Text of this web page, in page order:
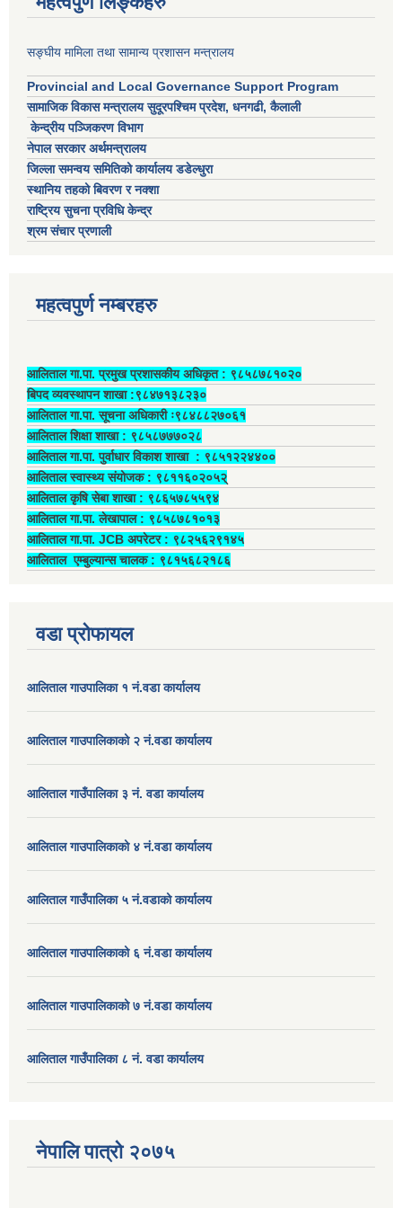
सङ्घीय मामिला तथा सामान्य प्रशासन मन्त्रालय
Provincial and Local Governance Support Program
सामाजिक विकास मन्त्रालय सुदूरपश्चिम प्रदेश, धनगढी, कैलाली
केन्द्रीय पञ्जिकरण विभाग
नेपाल सरकार अर्थमन्त्रालय
जिल्ला समन्वय समितिको कार्यालय डडेल्धुरा
स्थानिय तहको बिवरण र नक्शा
राष्ट्रिय सुचना प्रविधि केन्द्र
श्रम संचार प्रणाली
महत्वपुर्ण नम्बरहरु
आलिताल गा.पा. प्रमुख प्रशासकीय अधिकृत ‍: ९८५८७८१०२०
बिपद व्यवस्थापन शाखा :९८४७१३८२३०
आलिताल गा.पा. सूचना अधिकारी ः९८४८८२७०६१
आलिताल शिक्षा शाखा : ९८५८७७७०२८
आलिताल गा.पा. पुर्वाधार विकाश शाखा ‍: ९८५१२२४४००
आलिताल स्वास्थ्य संयोजक ‍: ९८११६०२०५२्
आलिताल कृषि सेबा शाखा : ९८६५७८५५९४
आलिताल गा.पा. लेखापाल ‍: ९८५८७८१०१३
आलिताल गा.पा. JCB अपरेटर ‍: ९८२५६२९१४५
आलिताल एम्बुल्यान्स चालक ‍: ९८१५६८२१८६
वडा प्रोफायल
आलिताल गाउपालिका १ नं.वडा कार्यालय
आलिताल गाउपालिकाको २ नं.वडा कार्यालय
आलिताल गाउँपालिका ३ नं. वडा कार्यालय
आलिताल गाउपालिकाको ४ नं.वडा कार्यालय
आलिताल गाउँपालिका ५ नं.वडाको कार्यालय
आलिताल गाउपालिकाको ६ नं.वडा कार्यालय
आलिताल गाउपालिकाको ७ नं.वडा कार्यालय
आलिताल गाउँपालिका ८ नं. वडा कार्यालय
नेपालि पात्रो २०७५